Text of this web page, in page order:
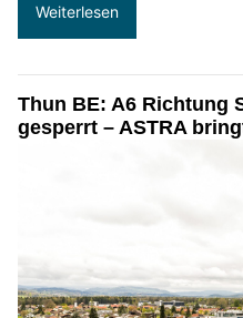
Weiterlesen
Thun BE: A6 Richtung
gesperrt – ASTRA